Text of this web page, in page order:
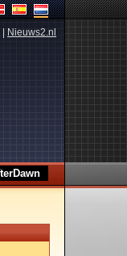
Nieuws2.nl